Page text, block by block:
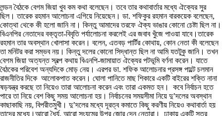
লন্ডন বৈঠকে বেগম জিয়া খুব কম কথা বলেছেন। তবে তার কথাবার্তার মধ্যে ঐক্যের সুর
ছিল। তারেক রহমান আলোচনা এগিয়ে নিয়েছেন। ডা. শফিকুর রহমান বারকয়েক বলেছেন,
কোত্থা থেকে কী হলো জানি না। কিন্তু আমাদের তরফে ঐক্য ভাঙার কোনো চেষ্টা ছিল না।
বিএনপির নেতাদের বক্তৃতা-বিবৃতি পর্যালোচনা করলেই এর জবাব খুঁজে পাওয়া যাবে।তারেক
রহমান তার অবস্থান খোলাসা করেন। বলেন, এতবড় পার্টির কোথায়, কোন নেতা কী বলেছেন
তা মনিটর করা সম্ভব নয়। কিন্তু দলের কোনো সিদ্ধান্ত ছিল না আমি যতটুকু জানি। তখন
বেগম জিয়া অত্যন্ত স্বল্প কথায় বিএনপি-জামায়াত ঐক্যের পটভূমি বর্ণনা করেন। যাতে
বৈঠকের পরিবেশ অন্যদিকে মোড় নেয়। এরপর ডা. শফিক আলোচনার প্রসঙ্গ পাল্টে চলমান
রাজনীতির দিকে আলোকপাত করেন। ঘোলা পানিতে মাছ শিকারে একটি বাইরের শক্তি নানা
ষড়যন্ত্র করছে তা নিয়েও তারা আলোচনা করেন এবং তারা একমত হন। কবে নির্বাচন হতে
পারে তা নিয়ে বেশ কিছু সময় আলোচনা হয়। নির্বাচনের সময়সীমা নিয়ে দু’দলের অবস্থান
কাছাকাছি নয়, বিপরীতমুখী। দু’দলের মধ্যে দূরত্ব কমাতে কিছু করণীয় নিয়েও কথাবার্তা হয়
তাদের মধ্যে।আরো ধৈর্য, আরো সংযমের উপর জোর দেন নেতারা। ঢাকায় একটি সূত্র